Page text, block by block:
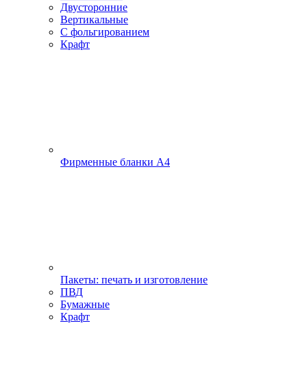
Двусторонние
Вертикальные
С фольгированием
Крафт
Фирменные бланки А4
Пакеты: печать и изготовление
ПВД
Бумажные
Крафт